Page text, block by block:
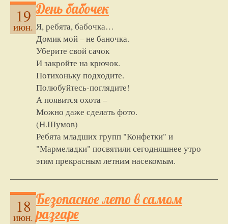
19
июн.
День бабочек
Я, ребята, бабочка…
Домик мой – не баночка.
Уберите свой сачок
И закройте на крючок.
Потихоньку подходите.
Полюбуйтесь-поглядите!
А появится охота –
Можно даже сделать фото.
(Н.Шумов)
Ребята младших групп "Конфетки" и
"Мармеладки" посвятили сегодняшнее утро
этим прекрасным летним насекомым.
18
июн.
Безопасное лето в самом
разгаре